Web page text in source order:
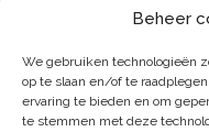
Beheer
We gebruiken technologieën
op te slaan en/of te
ervaring te bieden en om
te stemmen met deze